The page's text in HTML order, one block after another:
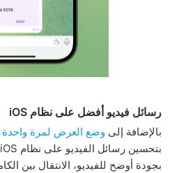
رسائل فيديو أفضل على نظام iOS
بالإضافة إلى وضع العرض لمرة واحدة
بجودة أوضح للفيديو، الانتقال بين